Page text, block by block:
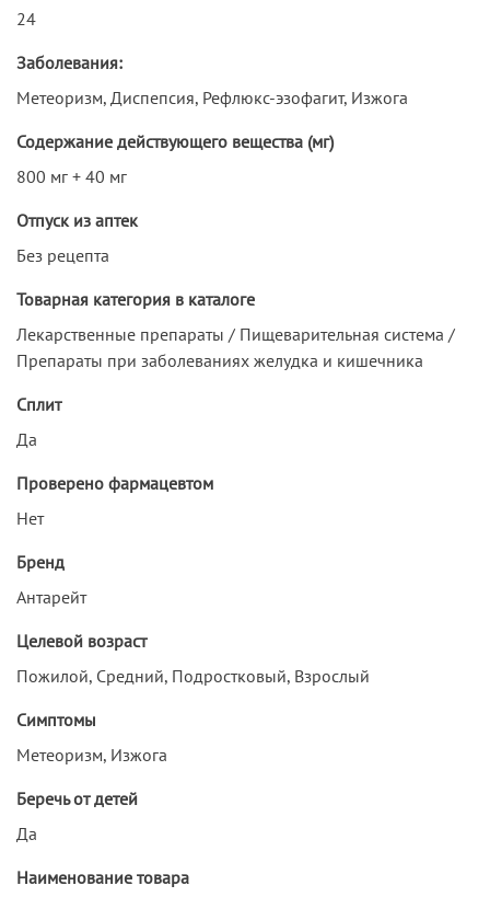
24
Заболевания:
Метеоризм, Диспепсия, Рефлюкс-эзофагит, Изжога
Содержание действующего вещества (мг)
800 мг + 40 мг
Отпуск из аптек
Без рецепта
Товарная категория в каталоге
Лекарственные препараты / Пищеварительная система /
Препараты при заболеваниях желудка и кишечника
Сплит
Да
Проверено фармацевтом
Нет
Бренд
Антарейт
Целевой возраст
Пожилой, Средний, Подростковый, Взрослый
Симптомы
Метеоризм, Изжога
Беречь от детей
Да
Наименование товара